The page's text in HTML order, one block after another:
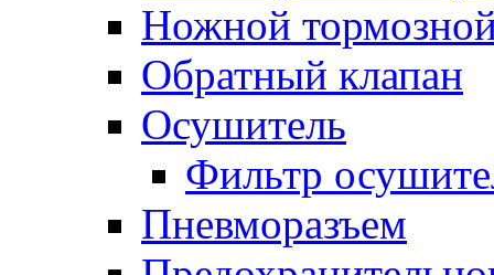
Ножной
Обратный клапан
Осушитель
Фильтр
Пневморазъем